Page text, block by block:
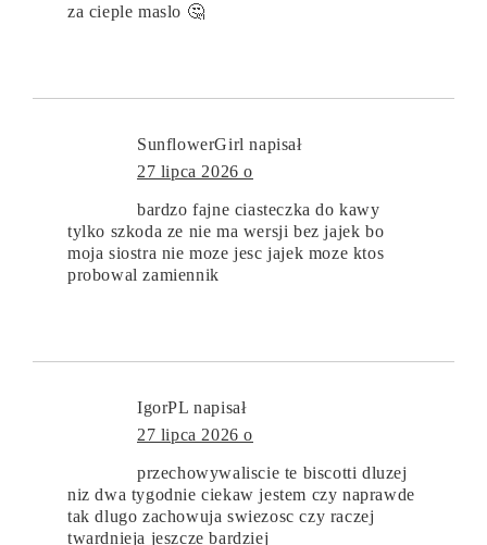
za cieple maslo 🤔
SunflowerGirl napisał
27 lipca 2026 o
bardzo fajne ciasteczka do kawy
tylko szkoda ze nie ma wersji bez jajek bo
moja siostra nie moze jesc jajek moze ktos
probowal zamiennik
IgorPL napisał
27 lipca 2026 o
przechowywaliscie te biscotti dluzej
niz dwa tygodnie ciekaw jestem czy naprawde
tak dlugo zachowuja swiezosc czy raczej
twardnieja jeszcze bardziej